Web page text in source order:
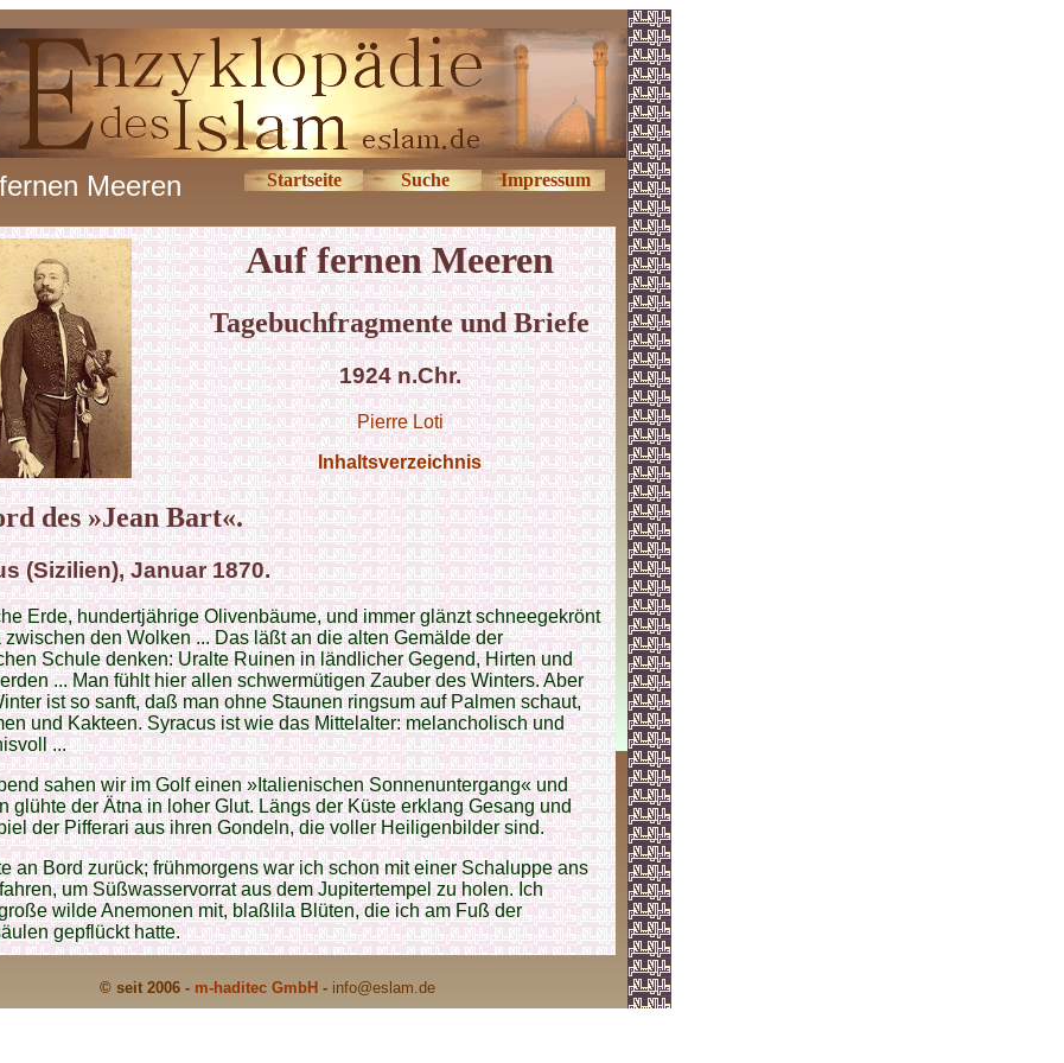
Meeren Startseite Suche Impressum
Auf fernen Meeren
Tagebuchfragmente und Briefe
1924 n.Chr.
Pierre Loti
Inhaltsverzeichnis
des »Jean Bart«.
(Sizilien), Januar 1870.
Erde, hundertjährige Olivenbäume, und immer glänzt schneegekrönt
zwischen den Wolken ... Das läßt an die alten Gemälde der
Schule denken: Uralte Ruinen in ländlicher Gegend, Hirten und
... Man fühlt hier allen schwermütigen Zauber des Winters. Aber
ist so sanft, daß man ohne Staunen ringsum auf Palmen schaut,
und Kakteen. Syracus ist wie das Mittelalter: melancholisch und
...
sahen wir im Golf einen »Italienischen Sonnenuntergang« und
glühte der Ätna in loher Glut. Längs der Küste erklang Gesang und
der Pifferari aus ihren Gondeln, die voller Heiligenbilder sind.
an Bord zurück; frühmorgens war ich schon mit einer Schaluppe ans
um Süßwasservorrat aus dem Jupitertempel zu holen. Ich
wilde Anemonen mit, blaßlila Blüten, die ich am Fuß der
gepflückt hatte.
© seit 2006 - m-haditec GmbH - info@eslam.de